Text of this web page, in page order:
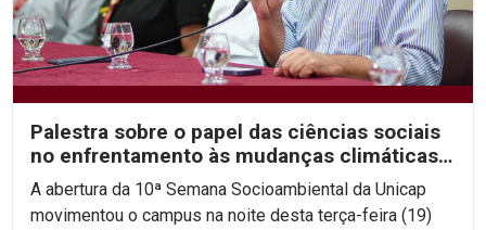
Palestra sobre o papel das ciências sociais
no enfrentamento às mudanças climáticas
abre a 10ª...
A abertura da 10ª Semana Socioambiental da Unicap
movimentou o campus na noite desta terça-feira (19)